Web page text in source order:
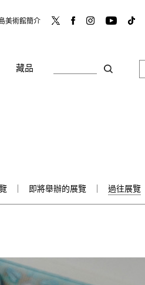
美術館簡介
藏品
即將舉辦的展覽 過往展覽